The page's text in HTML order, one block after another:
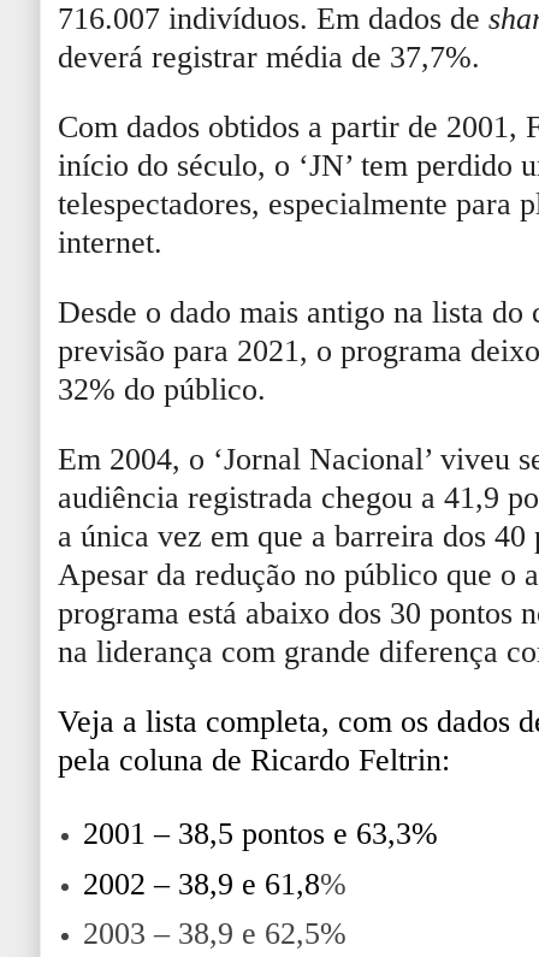
716.007 indivíduos. Em dados de
deverá registrar média de 37,7%.
Com dados obtidos a partir de 2001,
início do século, o ‘JN’ tem perdido
telespectadores, especialmente para
internet.
Desde o dado mais antigo na lista
previsão para 2021, o programa
32% do público.
Em 2004, o ‘Jornal Nacional’ viveu
audiência registrada chegou a 41,9
a única vez em que a barreira dos
Apesar da redução no público que o
programa está abaixo dos 30 pontos
na liderança com grande diferença
Veja a lista completa, com os dados
pela coluna de Ricardo Feltrin:
2001 – 38,5 pontos e 63,3%
2002 – 38,9 e 61,8%
2003 – 38,9 e 62,5%